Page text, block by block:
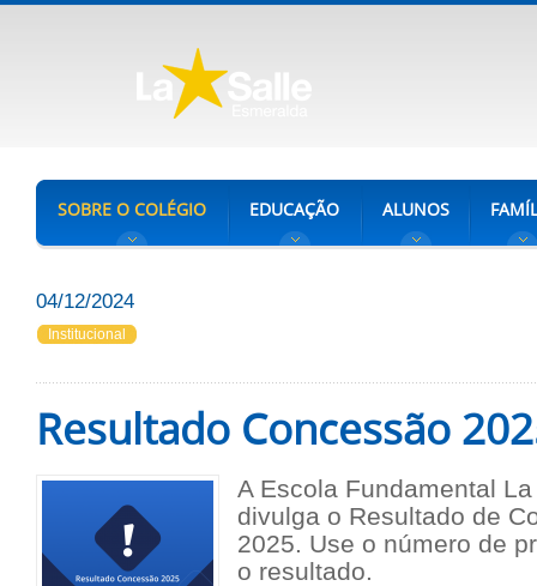
SOBRE O COLÉGIO EDUCAÇÃO ALUNOS
04/12/2024
Institucional
Resultado Concessão
A Escola Fundamental
divulga o Resultado de
2025. Use o número de
o resultado.